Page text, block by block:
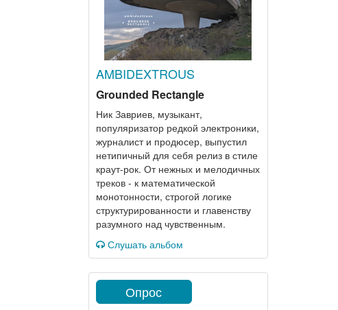
AMBIDEXTROUS
Grounded Rectangle
Ник Завриев, музыкант,
популяризатор редкой электроники,
журналист и продюсер, выпустил
нетипичный для себя релиз в стиле
краут-рок. От нежных и мелодичных
треков - к математической
монотонности, строгой логике
структурированности и главенству
разумного над чувственным.
Слушать альбом
Опрос